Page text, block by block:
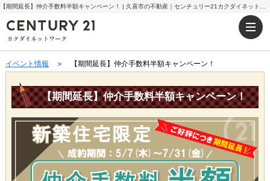
イベント情報 ＞ 【期間延長】仲介手数料半額キャンペーン！
【期間延長】仲介手数料半額キャンペーン！